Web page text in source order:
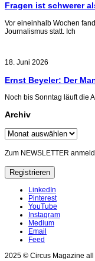
Fragen ist schwerer
Vor eineinhalb Wochen
Journalismus statt. Ich
18. Juni 2026
Ernst Beyeler: Der
Noch bis Sonntag läuft die
Archiv
Archiv
Zum NEWSLETTER
LinkedIn
Pinterest
YouTube
Instagram
Medium
Email
Feed
2025 © Circus Magazine all